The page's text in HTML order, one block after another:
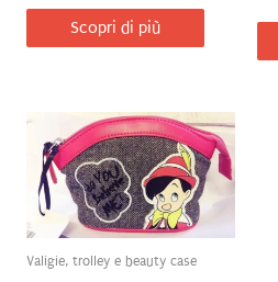
Scopri di più
Valigie, trolley e beauty case